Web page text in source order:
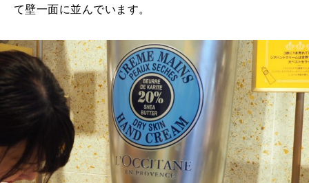
て壁一面に並んでいます。